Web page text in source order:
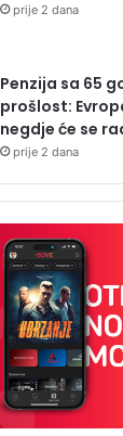
prije 2 dana
Penzija sa 65
prošlost:
negdje će se
prije 2 dana